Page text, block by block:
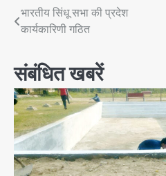
Post
navigation
भारतीय सिंधू सभा की प्रदेश
कार्यकारिणी गठित
संबंधित खबरें